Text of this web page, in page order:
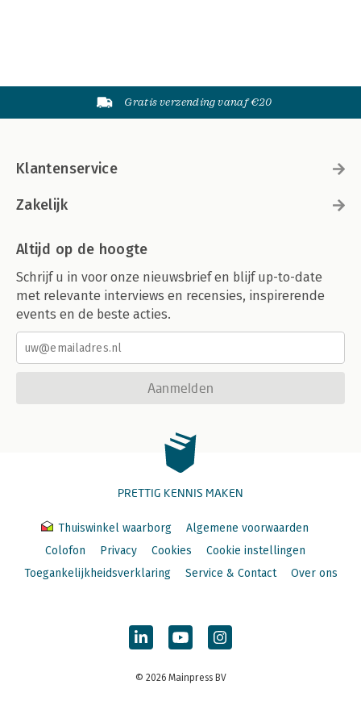
Gratis verzending vanaf €20
Klantenservice
Zakelijk
Altijd op de hoogte
Schrijf u in voor onze nieuwsbrief en blijf up-to-date
met relevante interviews en recensies, inspirerende
events en de beste acties.
Aanmelden
PRETTIG KENNIS MAKEN
Thuiswinkel waarborg
Algemene voorwaarden
Colofon
Privacy Cookies
Cookie instellingen
Toegankelijkheidsverklaring
Service & Contact Over ons
© 2026 Mainpress BV